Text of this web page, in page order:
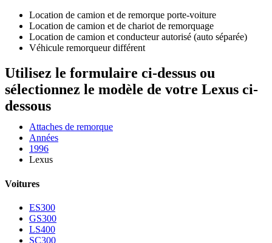
Location de camion et de remorque porte-voiture
Location de camion et de chariot de remorquage
Location de camion et conducteur autorisé (auto séparée)
Véhicule remorqueur différent
Utilisez le formulaire ci-dessus ou
sélectionnez le modèle de votre Lexus ci-
dessous
Attaches de remorque
Années
1996
Lexus
Voitures
ES300
GS300
LS400
SC300